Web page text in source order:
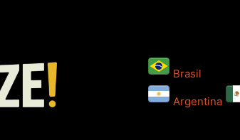
Brasil
Argentina